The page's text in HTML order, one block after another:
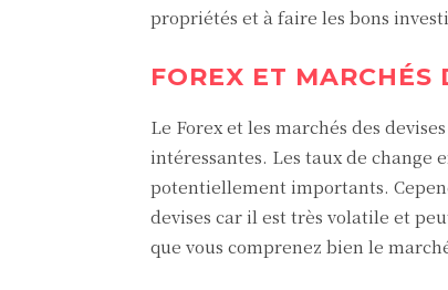
propriétés et à faire les bons
FOREX ET MARCHÉS
Le Forex et les marchés des
intéressantes. Les taux de
potentiellement importants.
devises car il est très volatile et
que vous comprenez bien le